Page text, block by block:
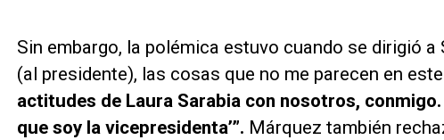
Sin embargo, la polémica estuvo cuando se dirigió a
(al presidente), las cosas que no me parecen en
actitudes de Laura Sarabia con nosotros,
que soy la vicepresidenta’”. Márquez también